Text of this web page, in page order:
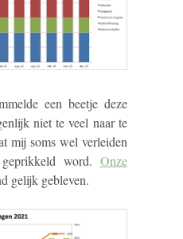
een beetje deze
niet te veel naar te
mij soms wel verleiden
word. Onze
gelijk gebleven.